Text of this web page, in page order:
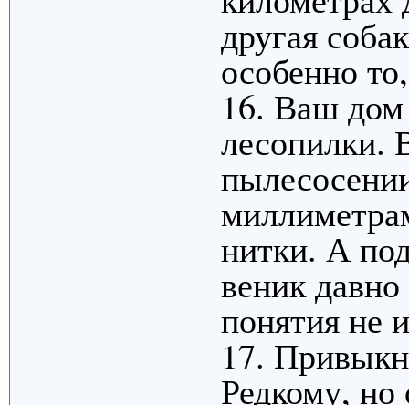
другая
особенно
16. Ваш дом
лесопилки.
нитки. А
веник
понятия не
17.
Редкому, но